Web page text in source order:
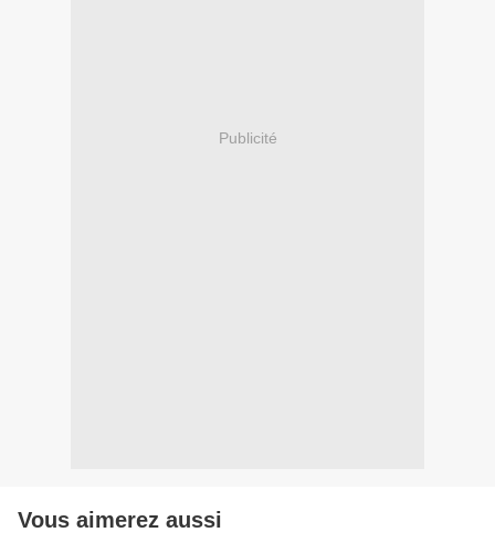
Publicité
Vous aimerez aussi